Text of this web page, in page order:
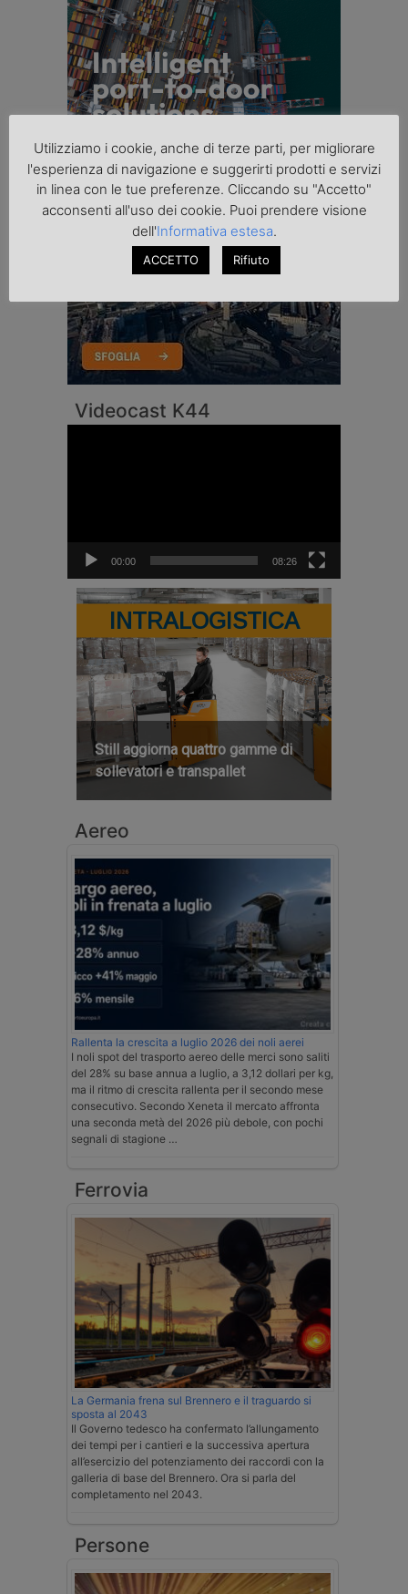
Videocast K44
00:00 08:26
INTRALOGISTICA
Still aggiorna quattro gamme di
sollevatori e transpallet
Aereo
Rallenta la crescita a luglio 2026 dei noli aerei
I noli spot del trasporto aereo delle merci sono saliti
del 28% su base annua a luglio, a 3,12 dollari per kg,
ma il ritmo di crescita rallenta per il secondo mese
consecutivo. Secondo Xeneta il mercato affronta
una seconda metà del 2026 più debole, con pochi
segnali di stagione …
Ferrovia
La Germania frena sul Brennero e il traguardo si
sposta al 2043
Il Governo tedesco ha confermato l’allungamento
dei tempi per i cantieri e la successiva apertura
all’esercizio del potenziamento dei raccordi con la
galleria di base del Brennero. Ora si parla del
completamento nel 2043.
Persone
Utilizziamo i cookie, anche di terze parti, per migliorare
l'esperienza di navigazione e suggerirti prodotti e servizi
in linea con le tue preferenze. Cliccando su "Accetto"
acconsenti all'uso dei cookie. Puoi prendere visione
dell'Informativa estesa.
ACCETTO Rifiuto